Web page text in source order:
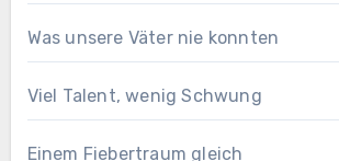
Was unsere Väter nie konnten
Viel Talent, wenig Schwung
Einem Fiebertraum gleich